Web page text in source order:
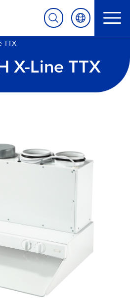
TTX
X-Line TTX